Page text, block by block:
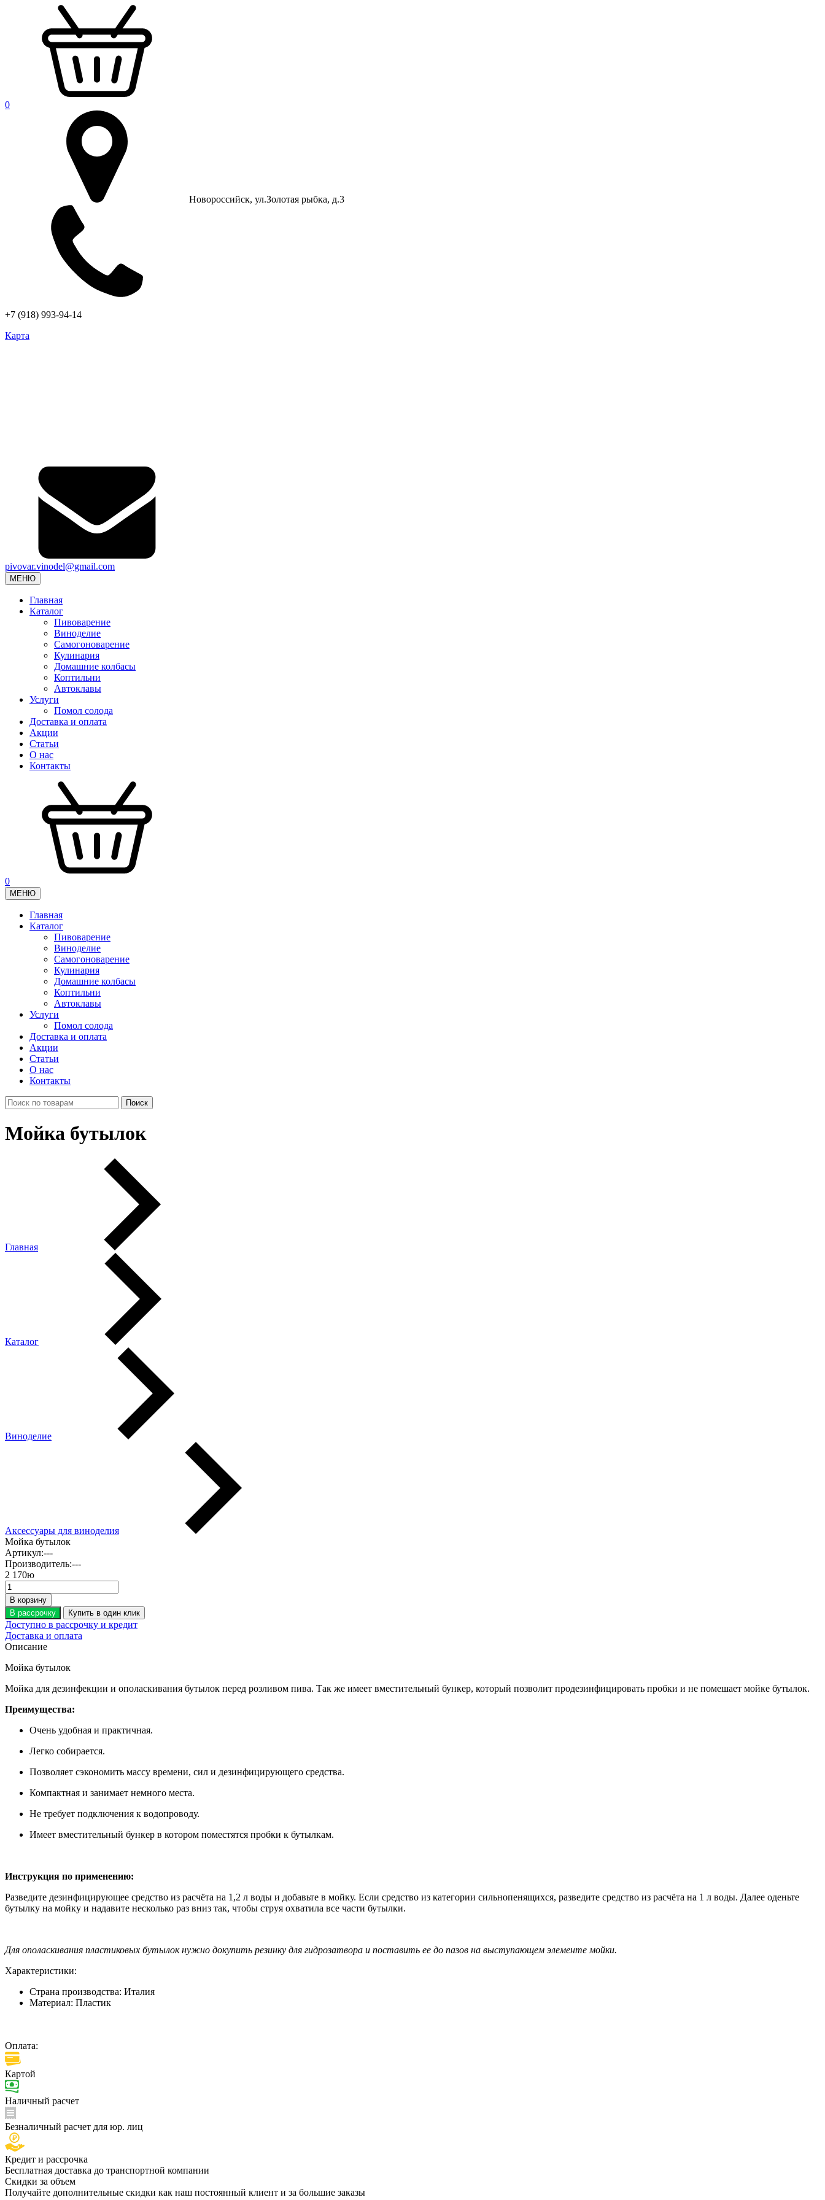
0
Новороссийск, ул.Золотая рыбка, д.3
+7 (918) 993-94-14
Карта
pivovar.vinodel@gmail.com
МЕНЮ
Главная
Каталог
Пивоварение
Виноделие
Самогоноварение
Кулинария
Домашние колбасы
Коптильни
Автоклавы
Услуги
Помол солода
Доставка и оплата
Акции
Статьи
О нас
Контакты
0
МЕНЮ
Главная
Каталог
Пивоварение
Виноделие
Самогоноварение
Кулинария
Домашние колбасы
Коптильни
Автоклавы
Услуги
Помол солода
Доставка и оплата
Акции
Статьи
О нас
Контакты
Мойка бутылок
Главная
Каталог
Виноделие
Аксессуары для виноделия
Мойка бутылок
Артикул:---
Производитель:---
2 170ю
В корзину
В рассрочку
Купить в один клик
Доступно в рассрочку и кредит
Доставка и оплата
Описание
Мойка бутылок
Мойка для дезинфекции и ополаскивания бутылок перед розливом пива. Так же имеет вместительный бункер, который позволит продезинфицировать пробки и не помешает мойке бутылок.
Преимущества:
Очень удобная и практичная.
Легко собирается.
Позволяет сэкономить массу времени, сил и дезинфицирующего средства.
Компактная и занимает немного места.
Не требует подключения к водопроводу.
Имеет вместительный бункер в котором поместятся пробки к бутылкам.
Инструкция по применению:
Разведите дезинфицирующее средство из расчёта на 1,2 л воды и добавьте в мойку. Если средство из категории сильнопенящихся, разведите средство из расчёта на 1 л воды. Далее оденьте
бутылку на мойку и надавите несколько раз вниз так, чтобы струя охватила все части бутылки.
Для ополаскивания пластиковых бутылок нужно докупить резинку для гидрозатвора и поставить ее до пазов на выступающем элементе мойки.
Характеристики:
Страна производства: Италия
Материал: Пластик
Оплата:
Картой
Наличный расчет
Безналичный расчет для юр. лиц
Кредит и рассрочка
Бесплатная доставка до транспортной компании
Скидки за объем
Получайте дополнительные скидки как наш постоянный клиент и за большие заказы